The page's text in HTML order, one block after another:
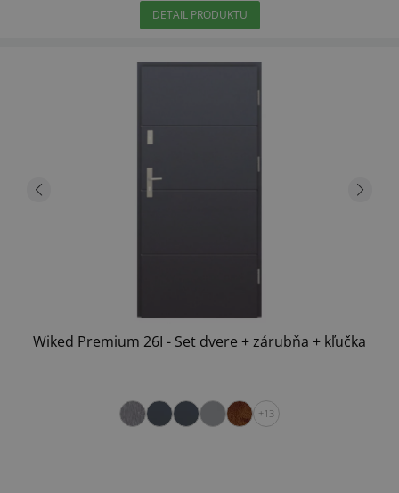
DETAIL PRODUKTU
Wiked Premium 26I - Set dvere + zárubňa + kľučka
+13